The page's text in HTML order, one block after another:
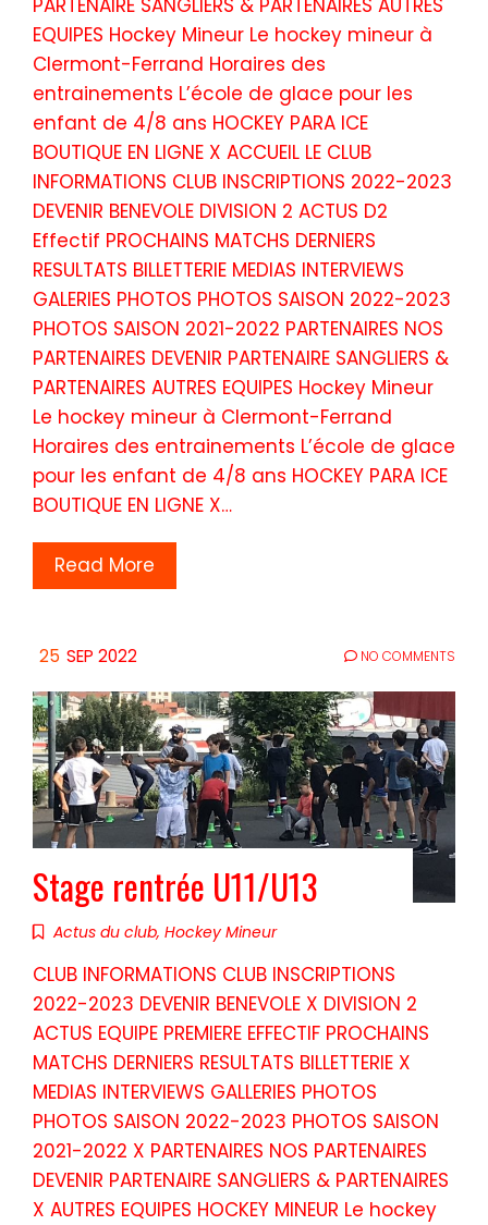
PARTENAIRE SANGLIERS & PARTENAIRES AUTRES
EQUIPES Hockey Mineur Le hockey mineur à
Clermont-Ferrand Horaires des
entrainements L’école de glace pour les
enfant de 4/8 ans HOCKEY PARA ICE
BOUTIQUE EN LIGNE X ACCUEIL LE CLUB
INFORMATIONS CLUB INSCRIPTIONS 2022-2023
DEVENIR BENEVOLE DIVISION 2 ACTUS D2
Effectif PROCHAINS MATCHS DERNIERS
RESULTATS BILLETTERIE MEDIAS INTERVIEWS
GALERIES PHOTOS PHOTOS SAISON 2022-2023
PHOTOS SAISON 2021-2022 PARTENAIRES NOS
PARTENAIRES DEVENIR PARTENAIRE SANGLIERS &
PARTENAIRES AUTRES EQUIPES Hockey Mineur
Le hockey mineur à Clermont-Ferrand
Horaires des entrainements L’école de glace
pour les enfant de 4/8 ans HOCKEY PARA ICE
BOUTIQUE EN LIGNE X…
Read More
25 SEP 2022 NO COMMENTS
Stage rentrée U11/U13
Actus du club, Hockey Mineur
CLUB INFORMATIONS CLUB INSCRIPTIONS
2022-2023 DEVENIR BENEVOLE X DIVISION 2
ACTUS EQUIPE PREMIERE EFFECTIF PROCHAINS
MATCHS DERNIERS RESULTATS BILLETTERIE X
MEDIAS INTERVIEWS GALLERIES PHOTOS
PHOTOS SAISON 2022-2023 PHOTOS SAISON
2021-2022 X PARTENAIRES NOS PARTENAIRES
DEVENIR PARTENAIRE SANGLIERS & PARTENAIRES
X AUTRES EQUIPES HOCKEY MINEUR Le hockey